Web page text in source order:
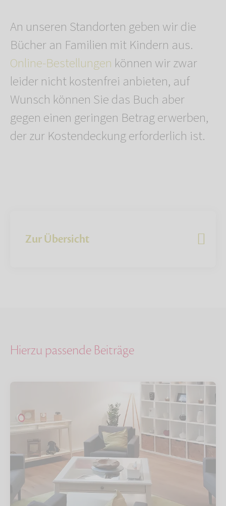
An unseren Standorten geben wir die
Bücher an Familien mit Kindern aus.
Online-Bestellungen können wir zwar
leider nicht kostenfrei anbieten, auf
Wunsch können Sie das Buch aber
gegen einen geringen Betrag erwerben,
der zur Kostendeckung erforderlich ist.
Zur Übersicht
Hierzu passende Beiträge